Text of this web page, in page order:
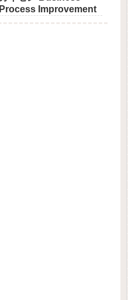
Process Improvement